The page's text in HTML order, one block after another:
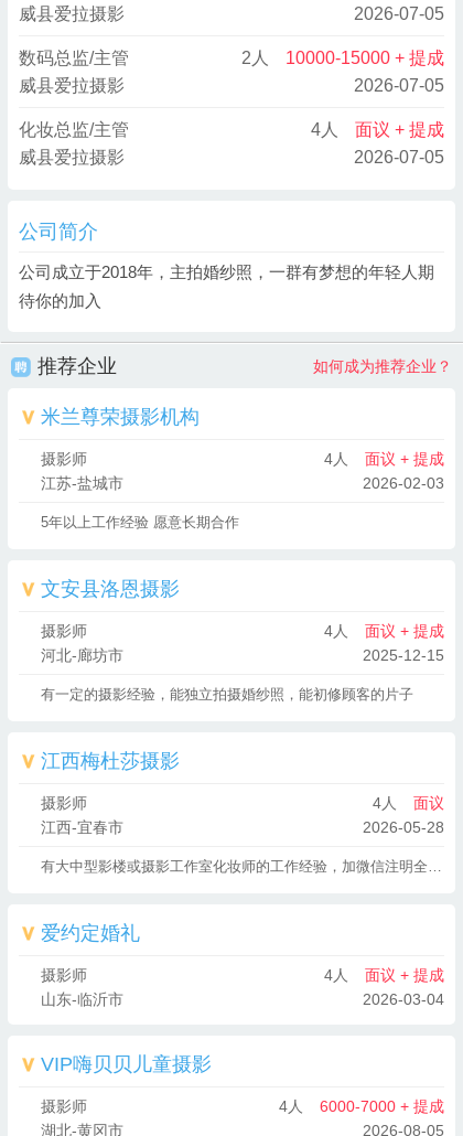
威县爱拉摄影
2026-07-05
数码总监/主管 2人
10000-15000 + 提成
威县爱拉摄影
2026-07-05
化妆总监/主管 4人
面议 + 提成
威县爱拉摄影
2026-07-05
公司简介
公司成立于2018年，主拍婚纱照，一群有梦想的年轻人期
待你的加入
推荐企业 如何成为推荐企业？
米兰尊荣摄影机构
摄影师 4人
面议 + 提成
江苏-盐城市
2026-02-03
5年以上工作经验 愿意长期合作
文安县洛恩摄影
摄影师 4人
面议 + 提成
河北-廊坊市
2025-12-15
有一定的摄影经验，能独立拍摄婚纱照，能初修顾客的片子
江西梅杜莎摄影
摄影师 4人
面议
江西-宜春市
2026-05-28
有大中型影楼或摄影工作室化妆师的工作经验，加微信注明全影人才网求职
爱约定婚礼
摄影师 4人
面议 + 提成
山东-临沂市
2026-03-04
VIP嗨贝贝儿童摄影
摄影师 4人
6000-7000 + 提成
湖北-黄冈市
2026-08-05